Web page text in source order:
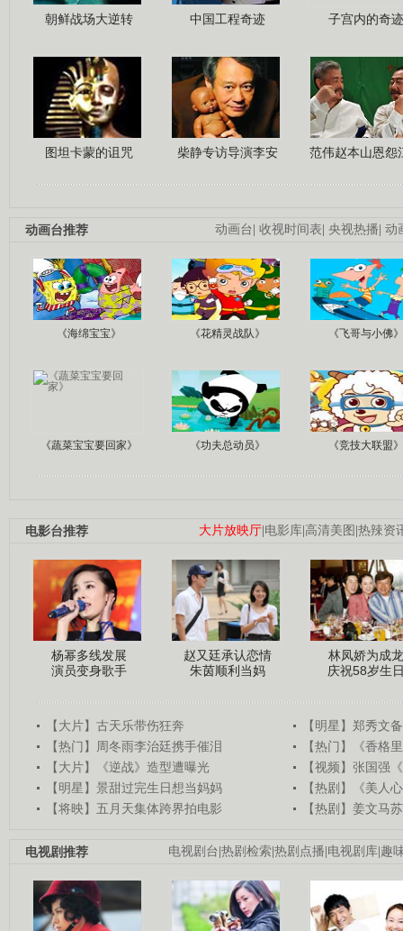
朝鲜战场大逆转 中国工程奇迹 子宫内的奇迹
图坦卡蒙的诅咒 柴静专访导演李安 范伟赵本山恩怨
动画台 收视时间表 央视热播 动
动画台推荐
《海绵宝宝》 《花精灵战队》 《飞哥与小佛》
《蔬菜宝宝要回家》 《功夫总动员》 《竞技大联盟》
大片放映厅 电影库 高清美图 热辣资
电影台推荐
杨幂多线发展
演员变身歌手
赵又廷承认恋情
朱茵顺利当妈
林凤娇为成龙
庆祝58岁生
【大片】古天乐带伤狂奔
【明星】郑秀文
【热门】周冬雨李治廷携手催泪
【热门】《香格
【大片】《逆战》造型遭曝光
【视频】张国强
【明星】景甜过完生日想当妈妈
【热剧】《美人
【将映】五月天集体跨界拍电影
【热剧】姜文马
电视剧台 热剧检索 热剧点播 电视剧库 趣
电视剧推荐